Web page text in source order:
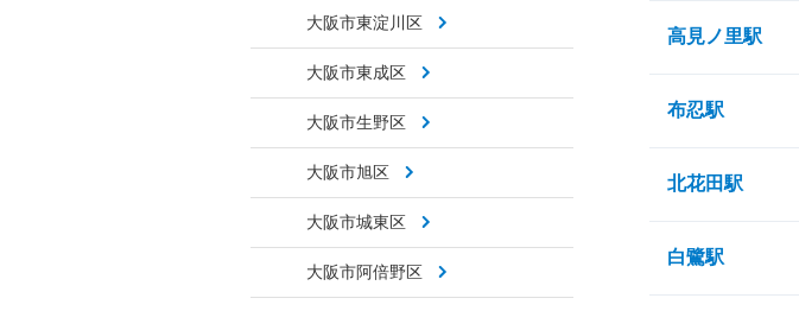
大阪市東淀川区
大阪市東成区
大阪市生野区
大阪市旭区
大阪市城東区
大阪市阿倍野区
高見ノ里駅
布忍駅
北花田駅
白鷺駅